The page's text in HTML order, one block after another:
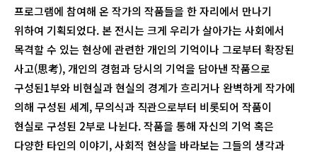
프로그램에 참여해 온 작가의 작품들을 한 자리에서 만나기
위하여 기획되었다. 본 전시는 크게 우리가 살아가는 사회에서
목격할 수 있는 현상에 관련한 개인의 기억이나 그로부터 확장된
사고(思考), 개인의 경험과 당시의 기억을 담아낸 작품으로
구성된1부와 비현실과 현실의 경계가 흐리거나 완벽하게 작가에
의해 구성된 세계, 무의식과 직관으로부터 비롯되어 작품이
현실로 구성된 2부로 나뉜다. 작품을 통해 자신의 기억 혹은
다양한 타인의 이야기, 사회적 현상을 바라보는 그들의 생각과